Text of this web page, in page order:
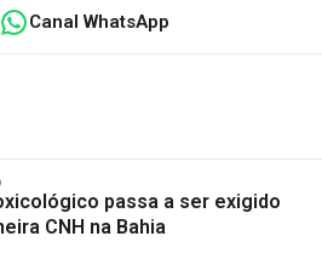
Canal WhatsApp
passa a ser exigido
CNH na Bahia